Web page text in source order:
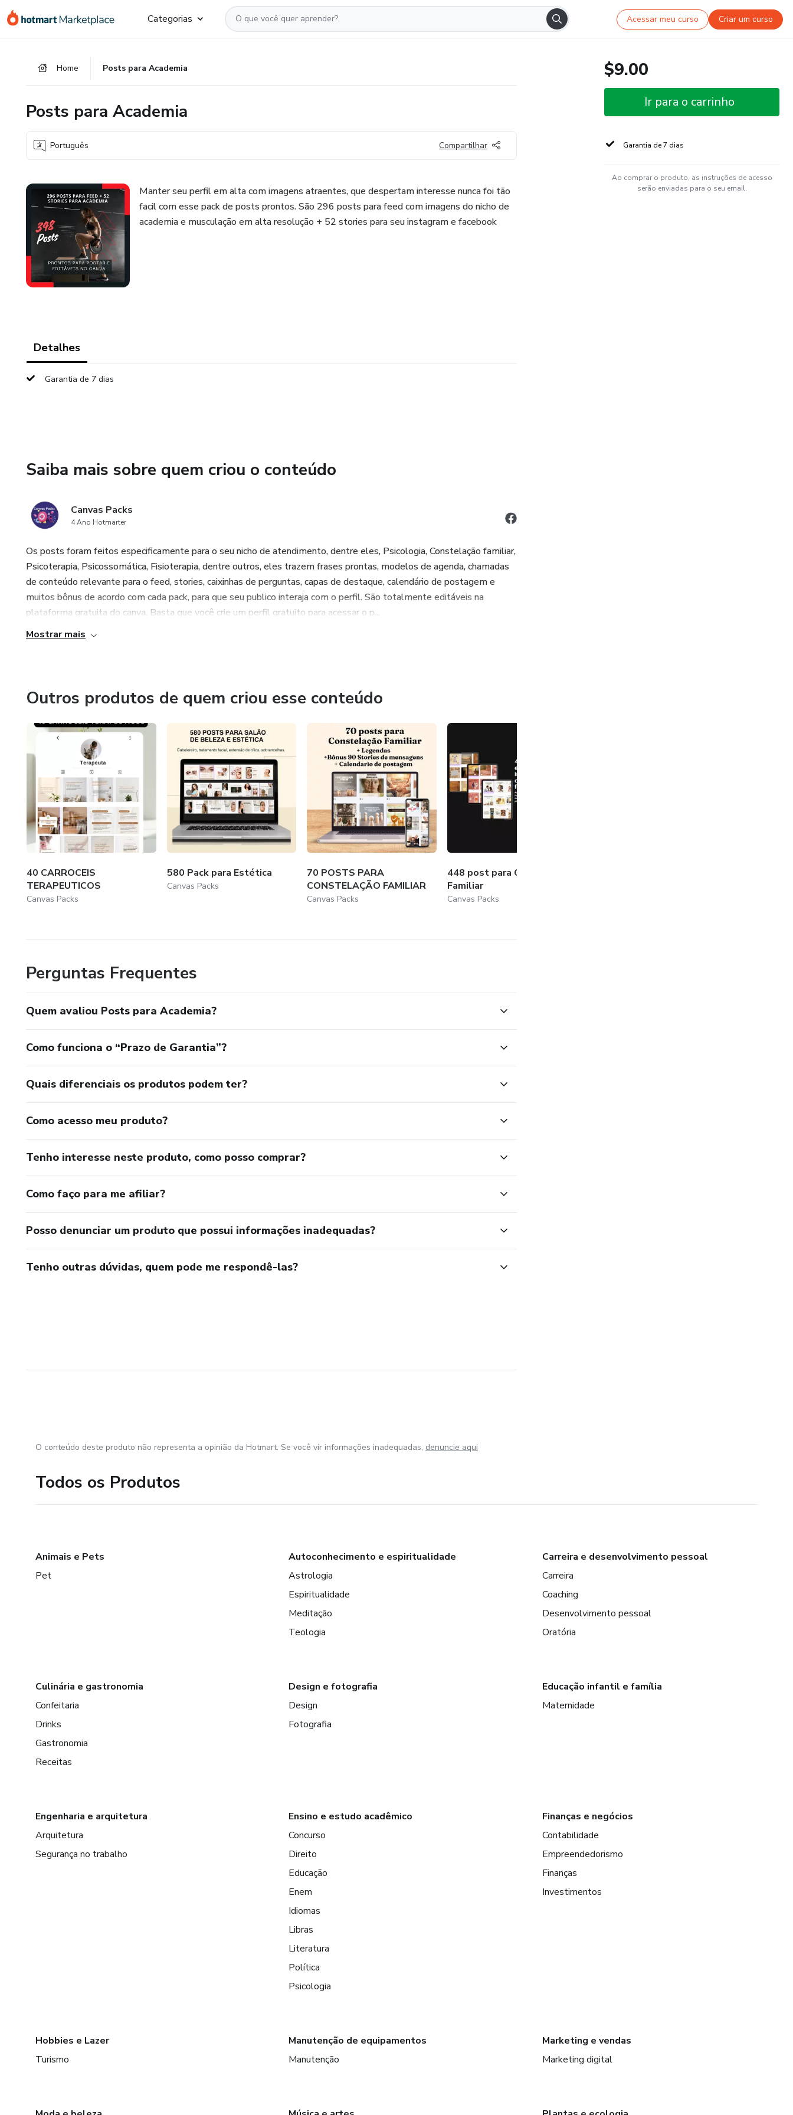
para
para
para
Categorias Acessar meu curso Criar um curso
Home Posts para Academia
Posts para Academia
Português Compartilhar
Manter seu perfil em alta com imagens atraentes, que despertam interesse nunca foi tão
facil com esse pack de posts prontos. São 296 posts para feed com imagens do nicho de
academia e musculação em alta resolução + 52 stories para seu instagram e facebook
Detalhes
Garantia de 7 dias
Saiba mais sobre quem criou o conteúdo
Canvas Packs
4 Ano Hotmarter
Os posts foram feitos especificamente para o seu nicho de atendimento, dentre eles, Psicologia, Constelação familiar,
Psicoterapia, Psicossomática, Fisioterapia, dentre outros, eles trazem frases prontas, modelos de agenda, chamadas
de conteúdo relevante para o feed, stories, caixinhas de perguntas, capas de destaque, calendário de postagem e
muitos bônus de acordo com cada pack, para que seu publico interaja com o perfil. São totalmente editáveis na
plataforma gratuita do canva. Basta que você crie um perfil gratuito para acessar o p...
Mostrar mais
Outros produtos de quem criou esse conteúdo
40 CARROCEIS
TERAPEUTICOS
Canvas Packs
580 Pack para Estética
Canvas Packs
70 POSTS PARA
CONSTELAÇÃO FAMILIAR
Canvas Packs
448 post para Constelação
Familiar
Canvas Packs
Perguntas Frequentes
Quem avaliou Posts para Academia?
Como funciona o “Prazo de Garantia”?
Quais diferenciais os produtos podem ter?
Como acesso meu produto?
Tenho interesse neste produto, como posso comprar?
Como faço para me afiliar?
Posso denunciar um produto que possui informações inadequadas?
Tenho outras dúvidas, quem pode me respondê-las?
$9.00
Ir para o carrinho
Garantia de 7 dias
Ao comprar o produto, as instruções de acesso
serão enviadas para o seu email.
O conteúdo deste produto não representa a opinião da Hotmart. Se você vir informações inadequadas, denuncie aqui
Todos os Produtos
Animais e Pets
Pet
Autoconhecimento e espiritualidade
Astrologia
Espiritualidade
Meditação
Teologia
Carreira e desenvolvimento pessoal
Carreira
Coaching
Desenvolvimento pessoal
Oratória
Culinária e gastronomia
Confeitaria
Drinks
Gastronomia
Receitas
Design e fotografia
Design
Fotografia
Educação infantil e família
Maternidade
Engenharia e arquitetura
Arquitetura
Segurança no trabalho
Ensino e estudo acadêmico
Concurso
Direito
Educação
Enem
Idiomas
Libras
Literatura
Política
Psicologia
Finanças e negócios
Contabilidade
Empreendedorismo
Finanças
Investimentos
Hobbies e Lazer
Turismo
Manutenção de equipamentos
Manutenção
Marketing e vendas
Marketing digital